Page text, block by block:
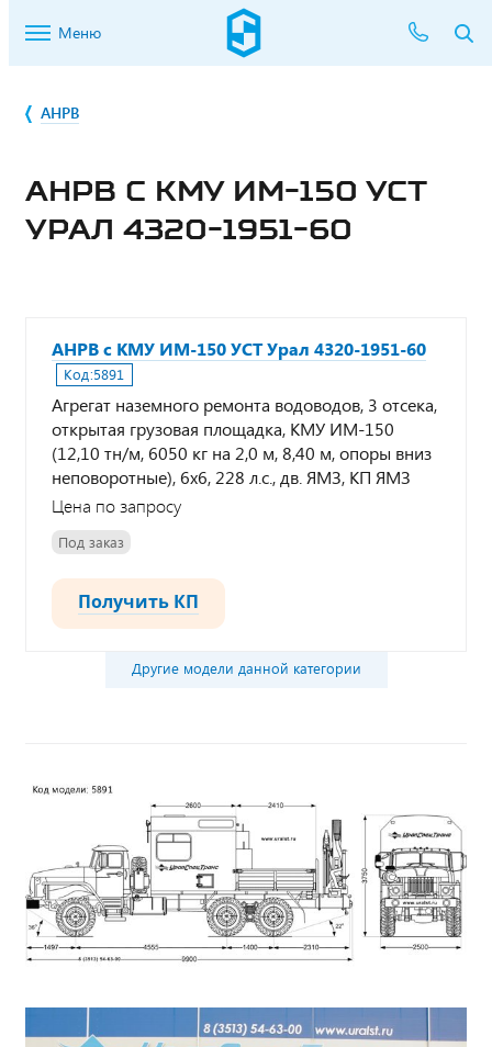
Меню
АНРВ
АНРВ С КМУ ИМ-150 УСТ
УРАЛ 4320-1951-60
АНРВ с КМУ ИМ-150 УСТ Урал 4320-1951-60
Код:5891
Агрегат наземного ремонта водоводов, 3 отсека,
открытая грузовая площадка, КМУ ИМ-150
(12,10 тн/м, 6050 кг на 2,0 м, 8,40 м, опоры вниз
неповоротные), 6х6, 228 л.с., дв. ЯМЗ, КП ЯМЗ
Цена по запросу
Под заказ
Получить КП
Другие модели данной категории